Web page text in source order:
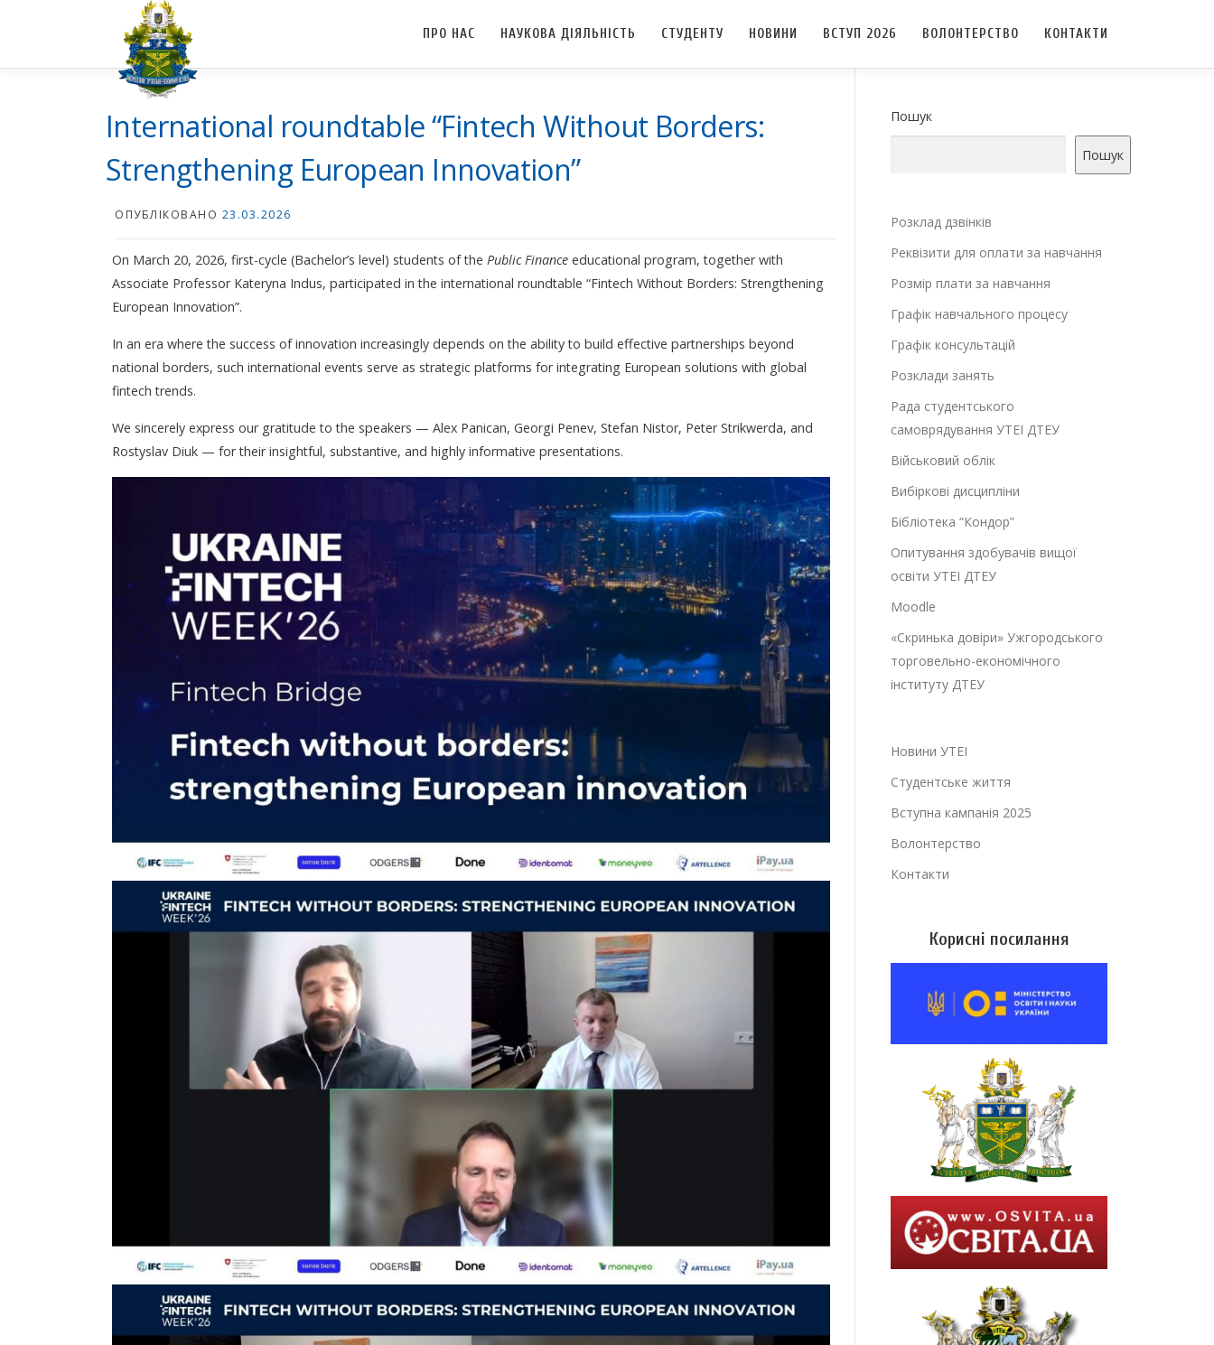
ПРО НАС НАУКОВА ДІЯЛЬНІСТЬ СТУДЕНТУ НОВИНИ ВСТУП 2026 ВОЛОНТЕРСТВО КОНТАКТИ
International roundtable “Fintech Without Borders:
Strengthening European Innovation”
ОПУБЛІКОВАНО 23.03.2026
On March 20, 2026, first-cycle (Bachelor’s level) students of the Public Finance educational program, together with
Associate Professor Kateryna Indus, participated in the international roundtable “Fintech Without Borders: Strengthening
European Innovation”.
In an era where the success of innovation increasingly depends on the ability to build effective partnerships beyond
national borders, such international events serve as strategic platforms for integrating European solutions with global
fintech trends.
We sincerely express our gratitude to the speakers — Alex Panican, Georgi Penev, Stefan Nistor, Peter Strikwerda, and
Rostyslav Diuk — for their insightful, substantive, and highly informative presentations.
Пошук
Пошук
Розклад дзвінків
Реквізити для оплати за навчання
Розмір плати за навчання
Графік навчального процесу
Графік консультацій
Розклади занять
Рада студентського
самоврядування УТЕІ ДТЕУ
Військовий облік
Вибіркові дисципліни
Бібліотека “Кондор”
Опитування здобувачів вищої
освіти УТЕІ ДТЕУ
Moodle
«Скринька довіри» Ужгородського
торговельно-економічного
інституту ДТЕУ
Новини УТЕІ
Студентське життя
Вступна кампанія 2025
Волонтерство
Контакти
Корисні посилання